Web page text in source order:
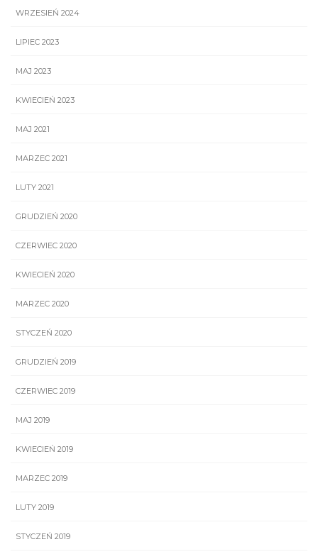
WRZESIEŃ 2024
LIPIEC 2023
MAJ 2023
KWIECIEŃ 2023
MAJ 2021
MARZEC 2021
LUTY 2021
GRUDZIEŃ 2020
CZERWIEC 2020
KWIECIEŃ 2020
MARZEC 2020
STYCZEŃ 2020
GRUDZIEŃ 2019
CZERWIEC 2019
MAJ 2019
KWIECIEŃ 2019
MARZEC 2019
LUTY 2019
STYCZEŃ 2019